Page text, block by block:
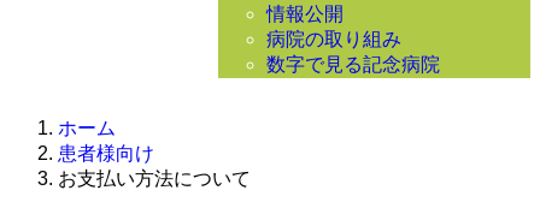
情報公開
病院の取り組み
数字で見る記念病院
ホーム
患者様向け
お支払い方法について